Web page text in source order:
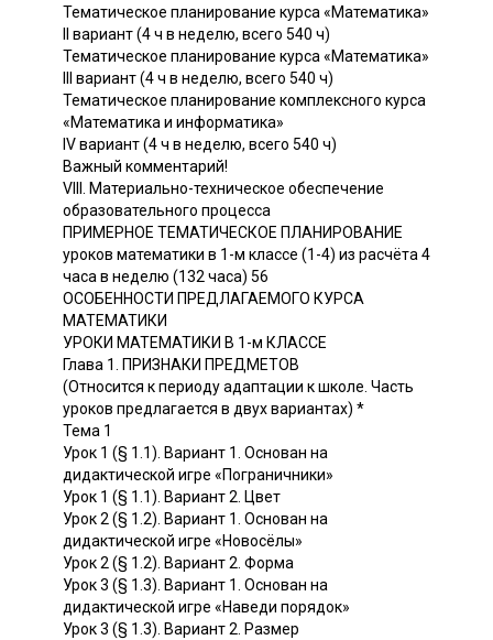
Тематическое планирование курса «Математика»
II вариант (4 ч в неделю, всего 540 ч)
Тематическое планирование курса «Математика»
III вариант (4 ч в неделю, всего 540 ч)
Тематическое планирование комплексного курса
«Математика и информатика»
IV вариант (4 ч в неделю, всего 540 ч)
Важный комментарий!
VIII. Материально-техническое обеспечение
образовательного процесса
ПРИМЕРНОЕ ТЕМАТИЧЕСКОЕ ПЛАНИРОВАНИЕ
уроков математики в 1-м классе (1-4) из расчёта 4
часа в неделю (132 часа) 56
ОСОБЕННОСТИ ПРЕДЛАГАЕМОГО КУРСА
МАТЕМАТИКИ
УРОКИ МАТЕМАТИКИ В 1-м КЛАССЕ
Глава 1. ПРИЗНАКИ ПРЕДМЕТОВ
(Относится к периоду адаптации к школе. Часть
уроков предлагается в двух вариантах) *
Тема 1
Урок 1 (§ 1.1). Вариант 1. Основан на
дидактической игре «Пограничники»
Урок 1 (§ 1.1). Вариант 2. Цвет
Урок 2 (§ 1.2). Вариант 1. Основан на
дидактической игре «Новосёлы»
Урок 2 (§ 1.2). Вариант 2. Форма
Урок 3 (§ 1.3). Вариант 1. Основан на
дидактической игре «Наведи порядок»
Урок 3 (§ 1.3). Вариант 2. Размер